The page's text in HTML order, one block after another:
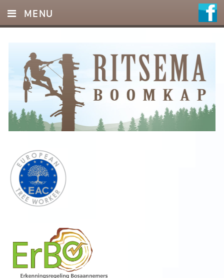
MENU
DIENSTEN
FOTO’S
REFERENTIES
OFFERTE
CONTACT